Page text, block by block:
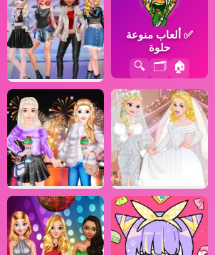
✅ ألعاب منوعة
حلوة
🏠
🗂️
🔍